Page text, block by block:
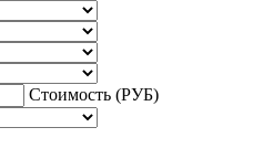
Стоимость (РУБ)